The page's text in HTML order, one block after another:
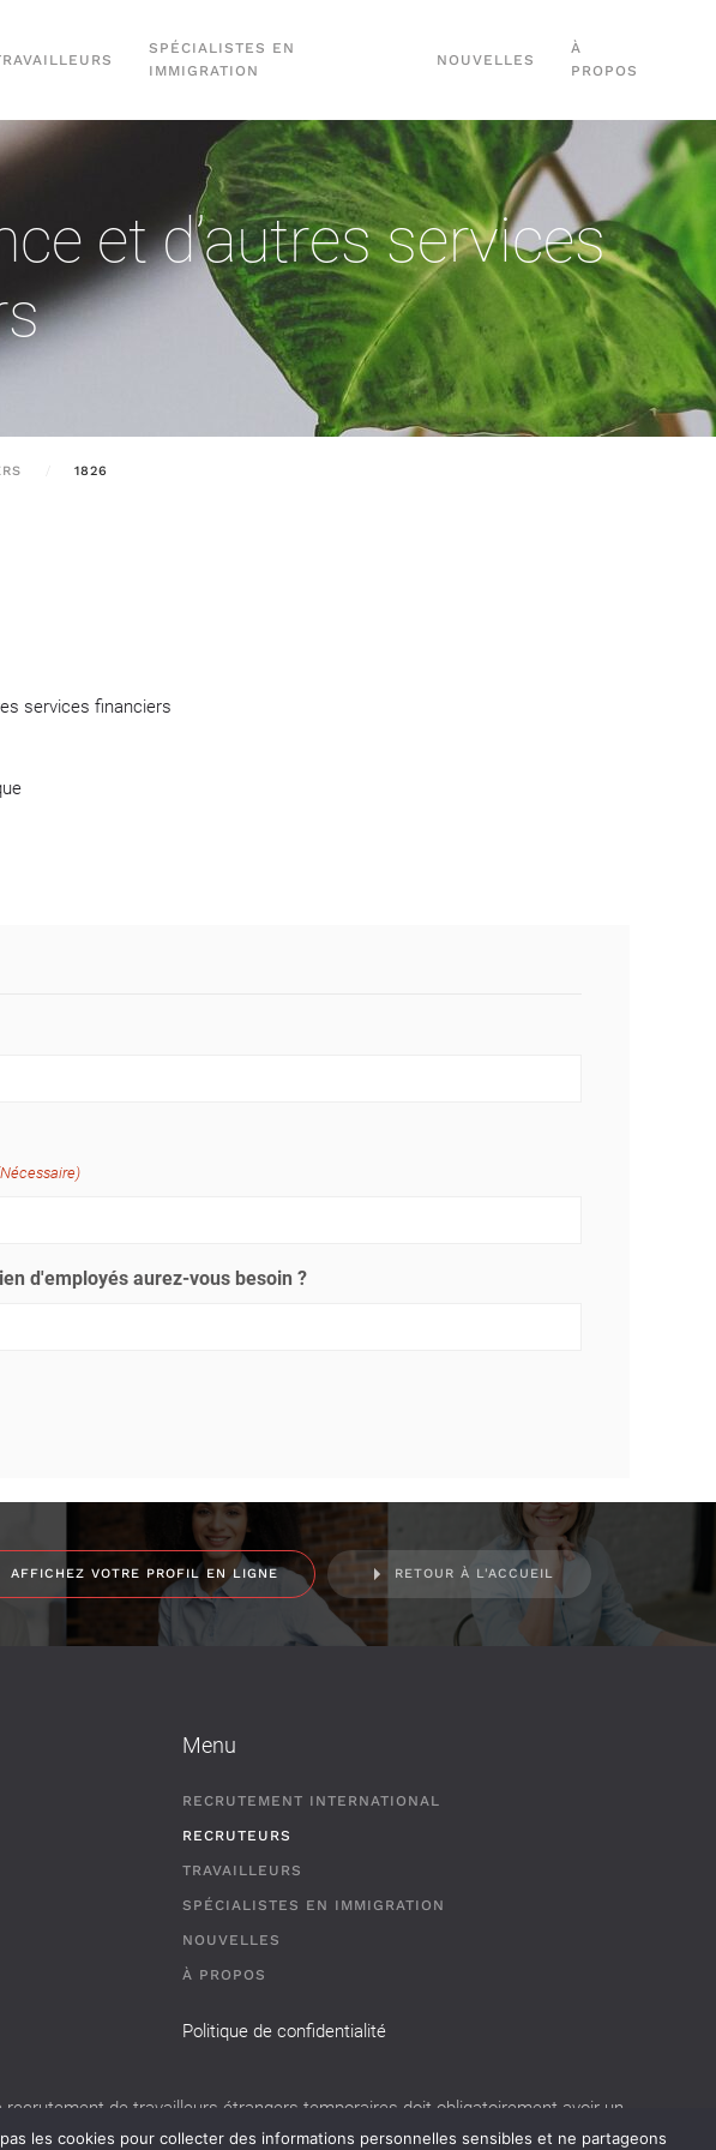
SPÉCIALISTES EN
IMMIGRATION
NOUVELLES
À
PROPOS
et d’autres services
1826
services financiers
d'employés aurez-vous besoin ?
AFFICHEZ VOTRE PROFIL EN LIGNE RETOUR À L'ACCUEIL
Menu
RECRUTEMENT INTERNATIONAL
RECRUTEURS
TRAVAILLEURS
SPÉCIALISTES EN IMMIGRATION
NOUVELLES
À PROPOS
Politique de confidentialité
de travailleurs étrangers temporaires doit obligatoirement avoir un
au Québec.
les cookies pour collecter des informations personnelles sensibles et ne partageons